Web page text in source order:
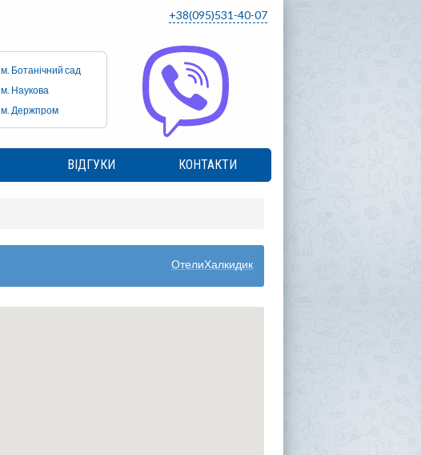
+38(095)531-40-07
м. Ботанічний сад
м. Наукова
м. Держпром
ВІДГУКИ КОНТАКТИ
ОтелиХалкидик